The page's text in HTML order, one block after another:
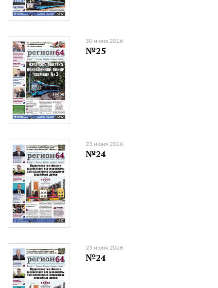
30 июня 2026
№25
23 июня 2026
№24
23 июня 2026
№24